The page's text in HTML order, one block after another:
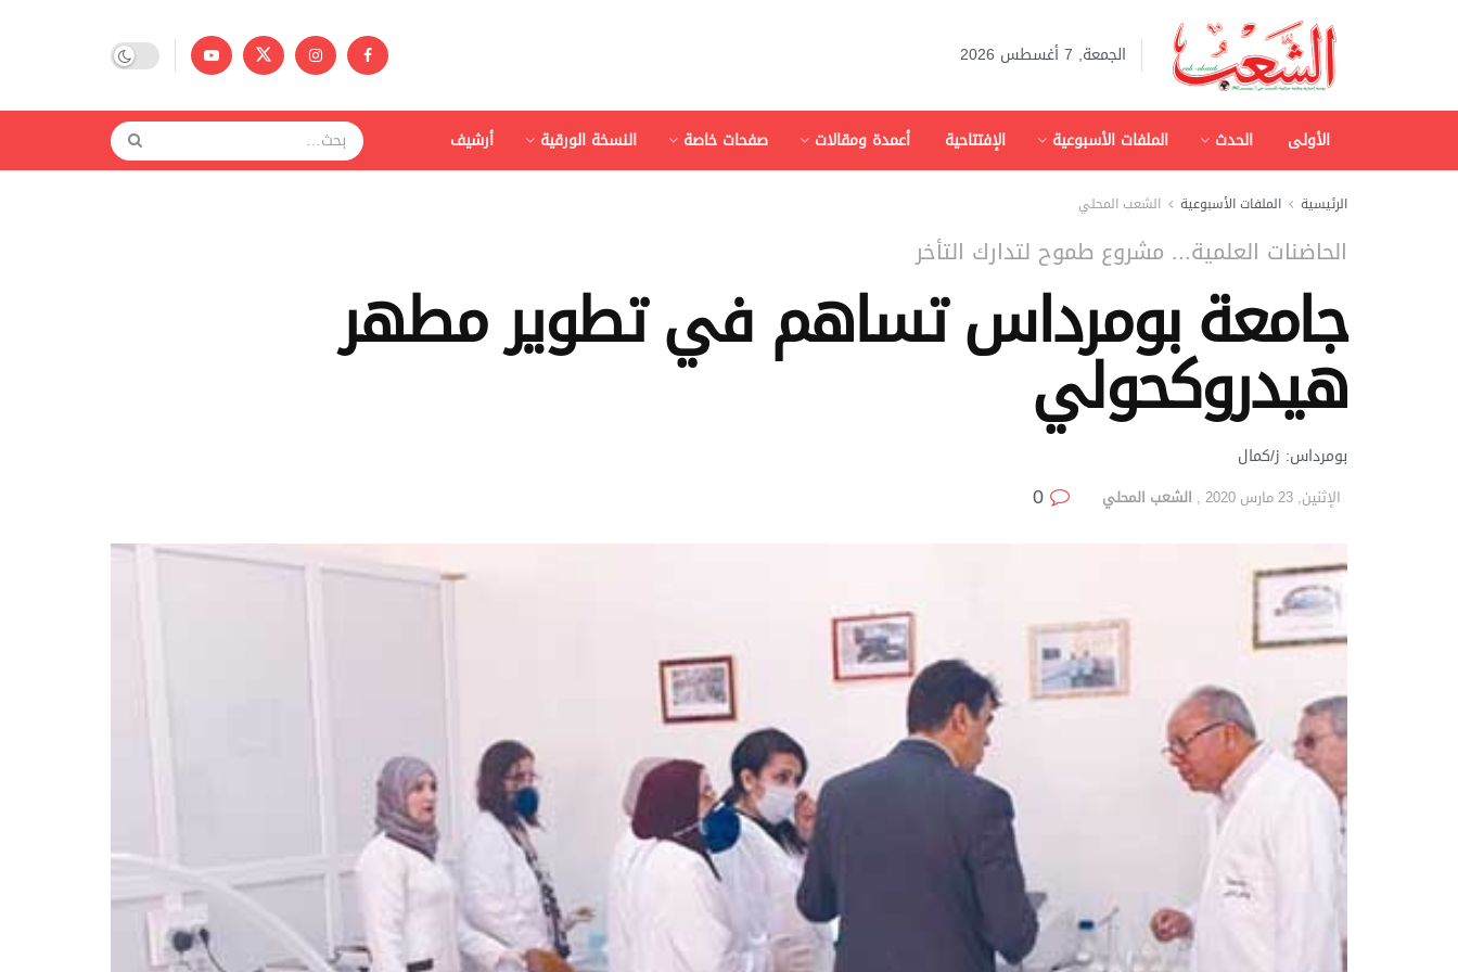
الجمعة, 7 أغسطس 2026
الأولى الحدث الملفات الأسبوعية الإفتتاحية أعمدة ومقالات صفحات خاصة النسخة الورقية أرشيف
الرئيسية الملفات الأسبوعية الشعب المحلي
الحاضنات العلمية... مشروع طموح لتدارك التأخر
جامعة بومرداس تساهم في تطوير مطهر
هيدروكحولي
بومرداس: ز/كمال
الإثنين, 23 مارس 2020 , الشعب المحلي